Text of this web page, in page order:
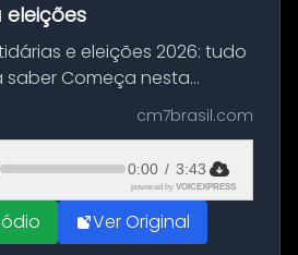
e eleições 2026: tudo
saber Começa nesta
até 5 de agosto o prazo
políticos e federações
suas convençõ...
cm7brasil.com
0:00 / 3:43
powered by VOICEXPRESS
Ver Original